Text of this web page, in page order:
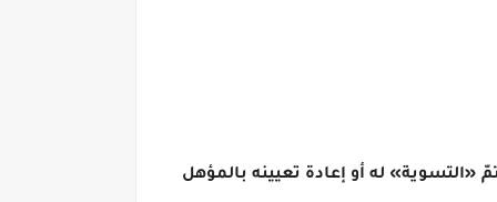
له أو إعادة تعيينه بالمؤهل